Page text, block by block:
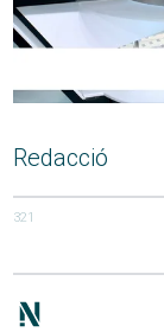
Redacció
321